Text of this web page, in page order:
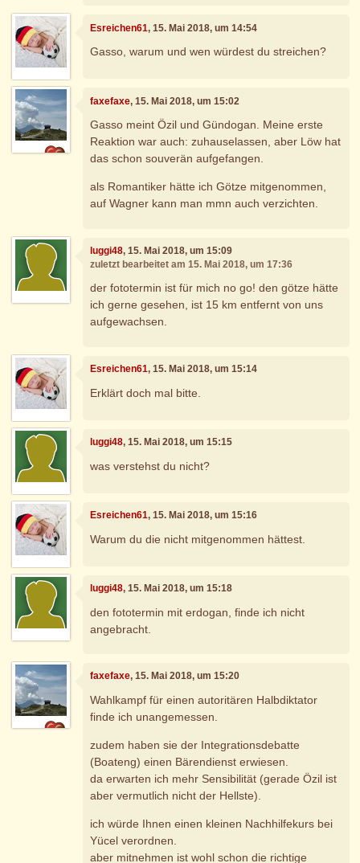
Esreichen61, 15. Mai 2018, um 14:54
Gasso, warum und wen würdest du streichen?
faxefaxe, 15. Mai 2018, um 15:02
Gasso meint Özil und Gündogan. Meine erste
Reaktion war auch: zuhauselassen, aber Löw hat
das schon souverän aufgefangen.
als Romantiker hätte ich Götze mitgenommen,
auf Wagner kann man mmn auch verzichten.
luggi48, 15. Mai 2018, um 15:09
zuletzt bearbeitet am 15. Mai 2018, um 17:36
der fototermin ist für mich no go! den götze hätte
ich gerne gesehen, ist 15 km entfernt von uns
aufgewachsen.
Esreichen61, 15. Mai 2018, um 15:14
Erklärt doch mal bitte.
luggi48, 15. Mai 2018, um 15:15
was verstehst du nicht?
Esreichen61, 15. Mai 2018, um 15:16
Warum du die nicht mitgenommen hättest.
luggi48, 15. Mai 2018, um 15:18
den fototermin mit erdogan, finde ich nicht
angebracht.
faxefaxe, 15. Mai 2018, um 15:20
Wahlkampf für einen autoritären Halbdiktator
finde ich unangemessen.
zudem haben sie der Integrationsdebatte
(Boateng) einen Bärendienst erwiesen.
da erwarten ich mehr Sensibilität (gerade Özil ist
aber vermutlich nicht der Hellste).
ich würde Ihnen einen kleinen Nachhilfekurs bei
Yücel verordnen.
aber mitnehmen ist wohl schon die richtige